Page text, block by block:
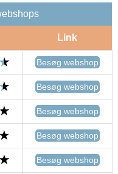
Link
Besøg webshop
Besøg webshop
Besøg webshop
Besøg webshop
Besøg webshop